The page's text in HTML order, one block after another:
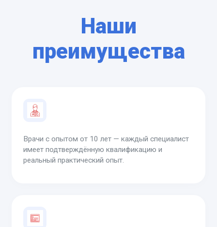
Наши
преимущества
Врачи с опытом от 10 лет — каждый специалист
имеет подтверждённую квалификацию и
реальный практический опыт.